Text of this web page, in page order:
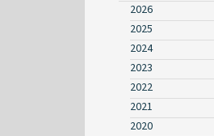
2026
2025
2024
2023
2022
2021
2020